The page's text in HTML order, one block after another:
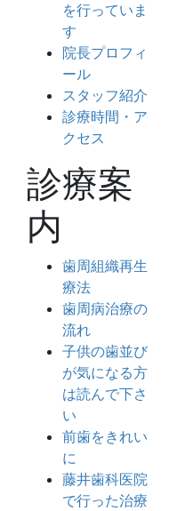
を行っていま
す
院長プロフィ
ール
スタッフ紹介
診療時間・ア
クセス
診療案
内
歯周組織再生
療法
歯周病治療の
流れ
子供の歯並び
が気になる方
は読んで下さ
い
前歯をきれい
に
藤井歯科医院
で行った治療